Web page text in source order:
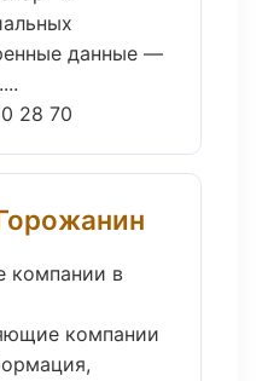
данные —
28 70
компании в
компании